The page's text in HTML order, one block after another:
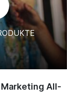
All-